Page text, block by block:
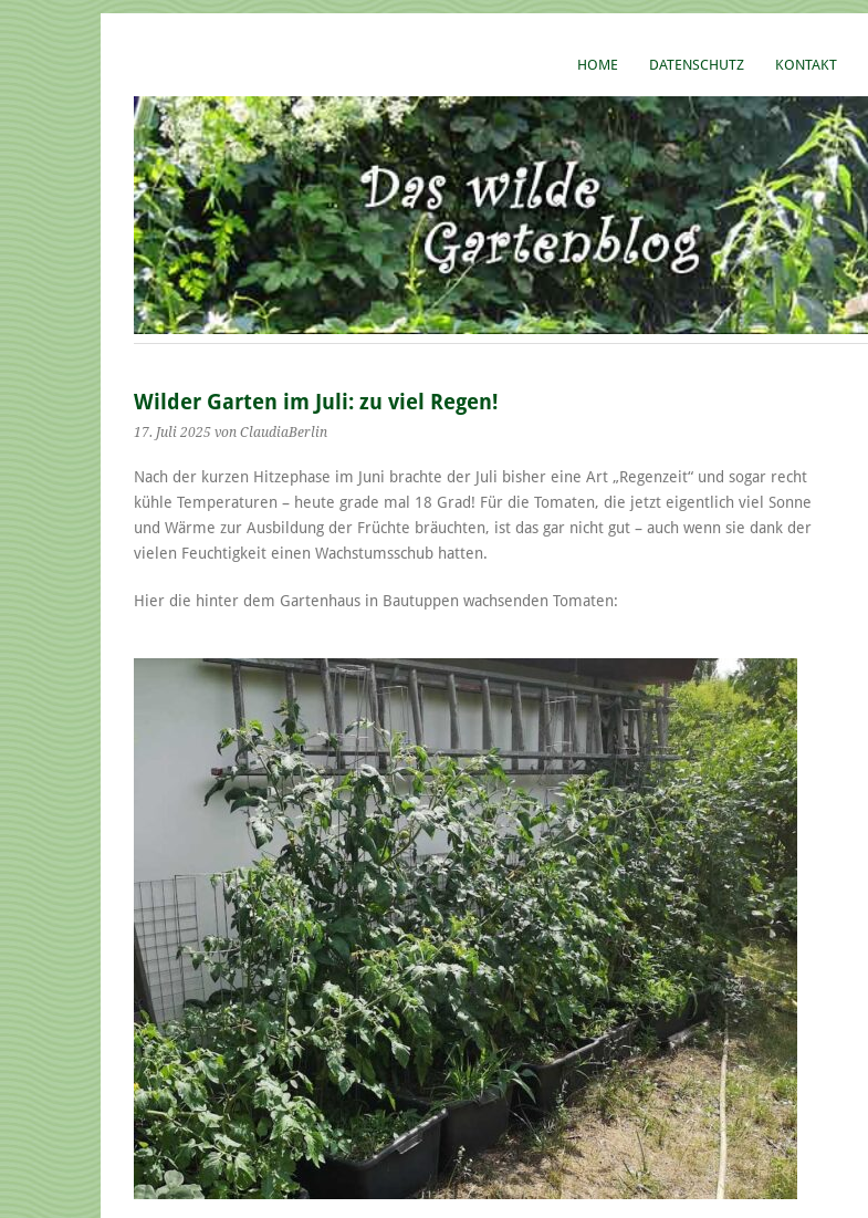
HOME DATENSCHUTZ KONTAKT
Wilder Garten im Juli: zu viel Regen!
17. Juli 2025 von ClaudiaBerlin
Nach der kurzen Hitzephase im Juni brachte der Juli bisher eine Art „Regenzeit“ und sogar recht
kühle Temperaturen – heute grade mal 18 Grad! Für die Tomaten, die jetzt eigentlich viel Sonne
und Wärme zur Ausbildung der Früchte bräuchten, ist das gar nicht gut – auch wenn sie dank der
vielen Feuchtigkeit einen Wachstumsschub hatten.
Hier die hinter dem Gartenhaus in Bautuppen wachsenden Tomaten: